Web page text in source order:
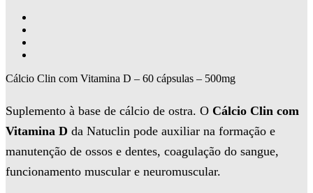
Cálcio Clin com Vitamina D – 60 cápsulas – 500mg
Suplemento à base de cálcio de ostra. O Cálcio Clin com
Vitamina D da Natuclin pode auxiliar na formação e
manutenção de ossos e dentes, coagulação do sangue,
funcionamento muscular e neuromuscular.